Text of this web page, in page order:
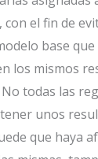
el fin de
base
los mismos
todas las
unos
que haya